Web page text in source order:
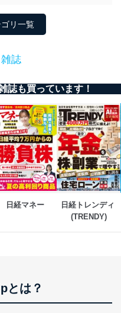
リ一覧
誌
誌も買っています！
日経マネー
日経トレンディ
(TRENDY)
とは？